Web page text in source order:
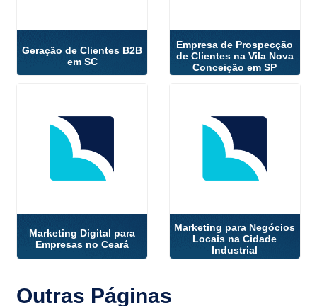
Geração de Clientes B2B
em SC
Empresa de Prospecção
de Clientes na Vila Nova
Conceição em SP
Marketing Digital para
Empresas no Ceará
Marketing para Negócios
Locais na Cidade
Industrial
Outras Páginas